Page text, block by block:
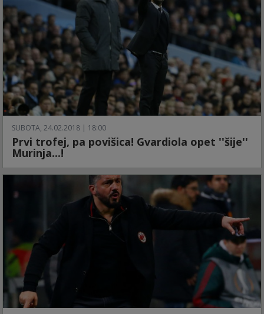
SUBOTA, 24.02.2018 | 18:00
Prvi trofej, pa povišica! Gvardiola opet ''šije''
Murinja...!